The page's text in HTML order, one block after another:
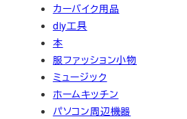
カーバイク用品
diy工具
本
服ファッション小物
ミュージック
ホームキッチン
パソコン周辺機器